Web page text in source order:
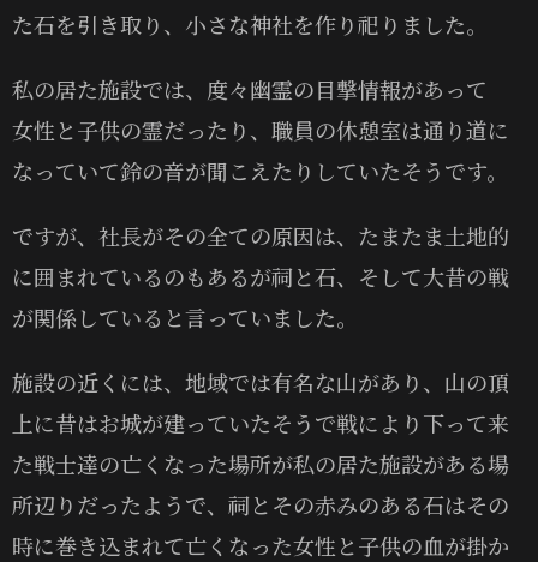
た石を引き取り、小さな神社を作り祀りました。
私の居た施設では、度々幽霊の目撃情報があって
女性と子供の霊だったり、職員の休憩室は通り道に
なっていて鈴の音が聞こえたりしていたそうです。
ですが、社長がその全ての原因は、たまたま土地的
に囲まれているのもあるが祠と石、そして大昔の戦
が関係していると言っていました。
施設の近くには、地域では有名な山があり、山の頂
上に昔はお城が建っていたそうで戦により下って来
た戦士達の亡くなった場所が私の居た施設がある場
所辺りだったようで、祠とその赤みのある石はその
時に巻き込まれて亡くなった女性と子供の血が掛か